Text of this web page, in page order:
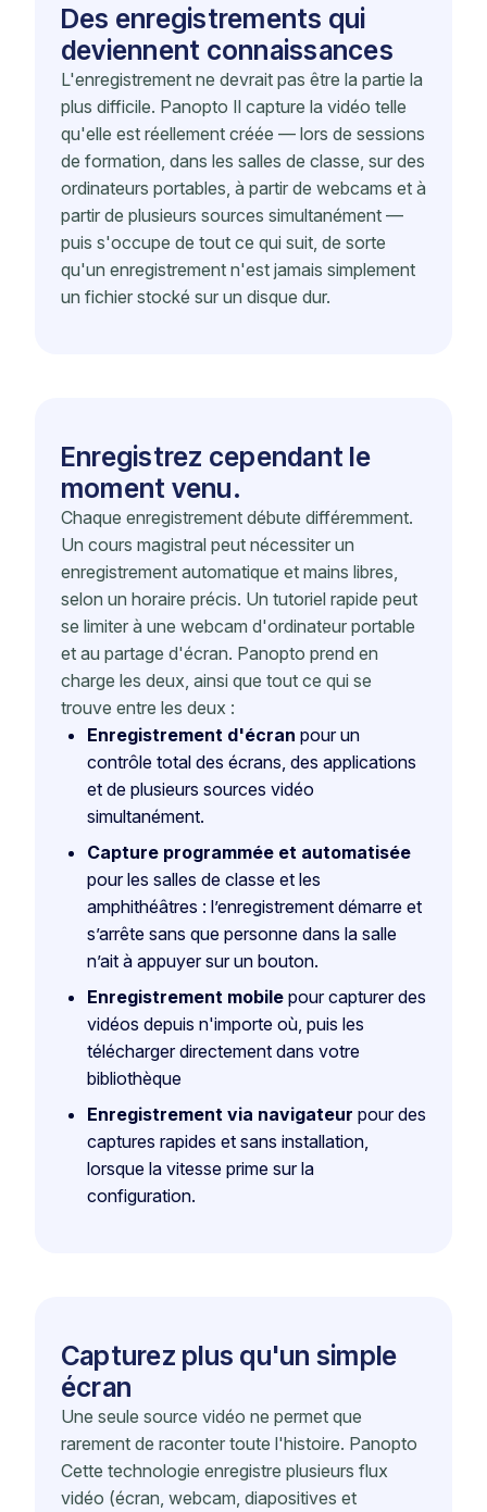
Des enregistrements qui
deviennent connaissances
L'enregistrement ne devrait pas être la partie la
plus difficile. Panopto Il capture la vidéo telle
qu'elle est réellement créée — lors de sessions
de formation, dans les salles de classe, sur des
ordinateurs portables, à partir de webcams et à
partir de plusieurs sources simultanément —
puis s'occupe de tout ce qui suit, de sorte
qu'un enregistrement n'est jamais simplement
un fichier stocké sur un disque dur.
Enregistrez cependant le
moment venu.
Chaque enregistrement débute différemment.
Un cours magistral peut nécessiter un
enregistrement automatique et mains libres,
selon un horaire précis. Un tutoriel rapide peut
se limiter à une webcam d'ordinateur portable
et au partage d'écran. Panopto prend en
charge les deux, ainsi que tout ce qui se
trouve entre les deux :
Enregistrement d'écran pour un
contrôle total des écrans, des applications
et de plusieurs sources vidéo
simultanément.
Capture programmée et automatisée
pour les salles de classe et les
amphithéâtres : l’enregistrement démarre et
s’arrête sans que personne dans la salle
n’ait à appuyer sur un bouton.
Enregistrement mobile pour capturer des
vidéos depuis n'importe où, puis les
télécharger directement dans votre
bibliothèque
Enregistrement via navigateur pour des
captures rapides et sans installation,
lorsque la vitesse prime sur la
configuration.
Capturez plus qu'un simple
écran
Une seule source vidéo ne permet que
rarement de raconter toute l'histoire. Panopto
Cette technologie enregistre plusieurs flux
vidéo (écran, webcam, diapositives et